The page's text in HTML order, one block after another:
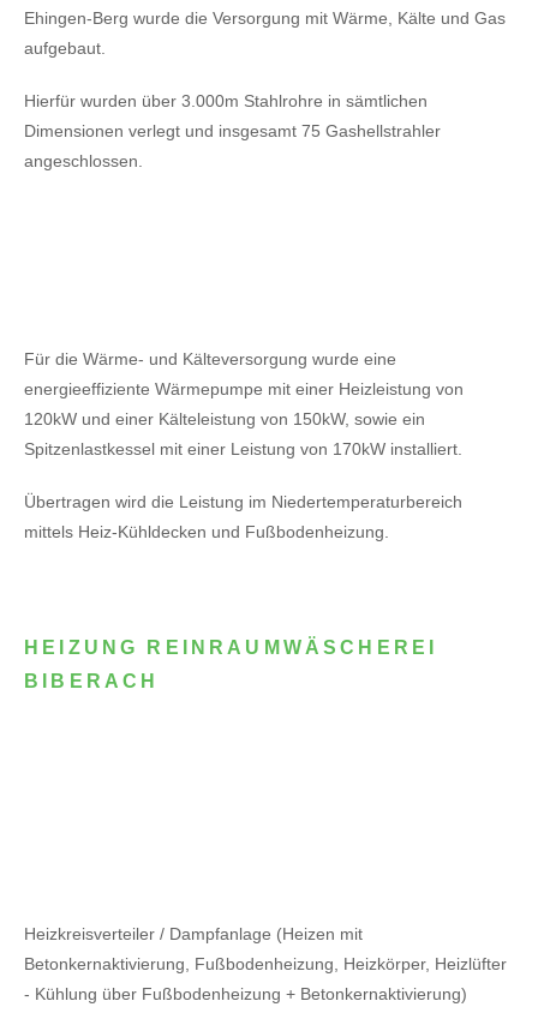
Ehingen-Berg wurde die Versorgung mit Wärme, Kälte und Gas
aufgebaut.
Hierfür wurden über 3.000m Stahlrohre in sämtlichen
Dimensionen verlegt und insgesamt 75 Gashellstrahler
angeschlossen.
Für die Wärme- und Kälteversorgung wurde eine
energieeffiziente Wärmepumpe mit einer Heizleistung von
120kW und einer Kälteleistung von 150kW, sowie ein
Spitzenlastkessel mit einer Leistung von 170kW installiert.
Übertragen wird die Leistung im Niedertemperaturbereich
mittels Heiz-Kühldecken und Fußbodenheizung.
HEIZUNG REINRAUMWÄSCHEREI
BIBERACH
Heizkreisverteiler / Dampfanlage (Heizen mit
Betonkernaktivierung, Fußbodenheizung, Heizkörper, Heizlüfter
- Kühlung über Fußbodenheizung + Betonkernaktivierung)